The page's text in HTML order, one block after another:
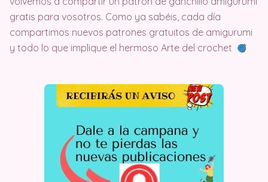
gratis para vosotros. Como ya sabéis, cada día
compartimos nuevos patrones gratuitos de amigurumi
y todo lo que implique el hermoso Arte del crochet